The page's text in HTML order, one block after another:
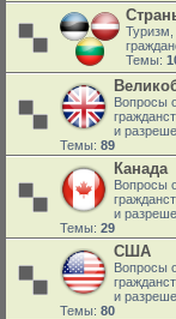
Темы:
Вопросы
и
Темы: 89
Канада
Вопросы
и
Темы: 29
США
Вопросы
и
Темы: 80